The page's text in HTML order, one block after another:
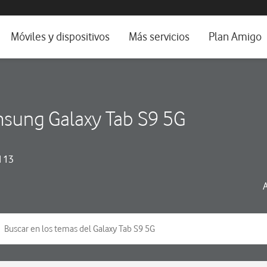
e idioma
Móviles y dispositivos
Ver todos
Más servicios Plan Amigo
Galaxy Tab S9 5G
13